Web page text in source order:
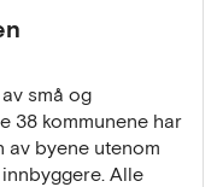
små og
38 kommunene har
av byene utenom
Alle